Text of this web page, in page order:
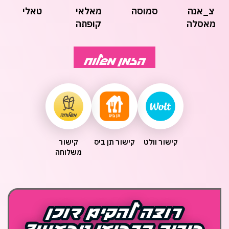
טאלי
מאלאי
קופתה
סמוסה
צ_אנה
מאסלה
הזמן משלוח
קישור וולט קישור תן ביס
קישור
משלוחה
רוצה להקים דוכן
רוצה להקים דוכן